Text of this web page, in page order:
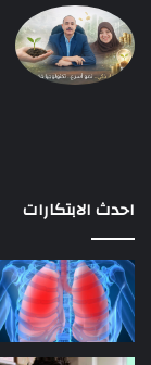
احدث الابتكارات